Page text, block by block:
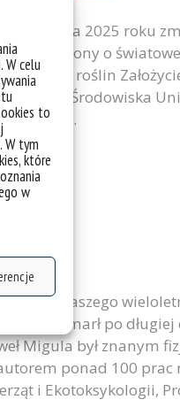
W celu
to
W tym
które
w
11 marca 2025 roku
uczony o
genetyki roślin
Środowiska
pokoleń...
naszego
Migula zmarł po
Migula był znanym
ponad 100
i Ekotoksykologii,